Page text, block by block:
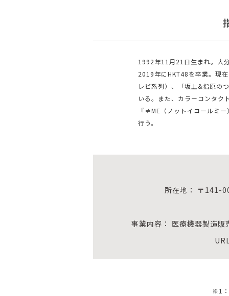
1992年11月21日⽣まれ。大
2019年にHKT48を卒業。現
レビ系列）、「坂上&指原の
いる。また、カラーコンタク
『≠ME（ノットイコールミ
⾏う。
所在地： 〒141-
事業内容： 医療機器製造
※1